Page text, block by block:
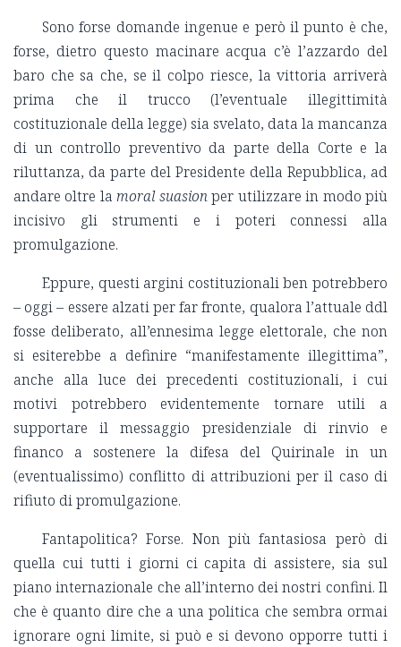
Sono forse domande ingenue e però il punto è che,
forse, dietro questo macinare acqua c’è l’azzardo del
baro che sa che, se il colpo riesce, la vittoria arriverà
prima che il trucco (l’eventuale illegittimità
costituzionale della legge) sia svelato, data la mancanza
di un controllo preventivo da parte della Corte e la
riluttanza, da parte del Presidente della Repubblica, ad
andare oltre lamoral suasionper utilizzare in modo più
incisivo gli strumenti e i poteri connessi alla
promulgazione.
Eppure, questi argini costituzionali ben potrebbero
– oggi – essere alzati per far fronte, qualora l’attuale ddl
fosse deliberato, all’ennesima legge elettorale, che non
si esiterebbe a definire “manifestamente illegittima”,
anche alla luce dei precedenti costituzionali, i cui
motivi potrebbero evidentemente tornare utili a
supportare il messaggio presidenziale di rinvio e
financo a sostenere la difesa del Quirinale in un
(eventualissimo) conflitto di attribuzioni per il caso di
rifiuto di promulgazione.
Fantapolitica? Forse. Non più fantasiosa però di
quella cui tutti i giorni ci capita di assistere, sia sul
piano internazionale che all’interno dei nostri confini. Il
che è quanto dire che a una politica che sembra ormai
ignorare ogni limite, si può e si devono opporre tutti i